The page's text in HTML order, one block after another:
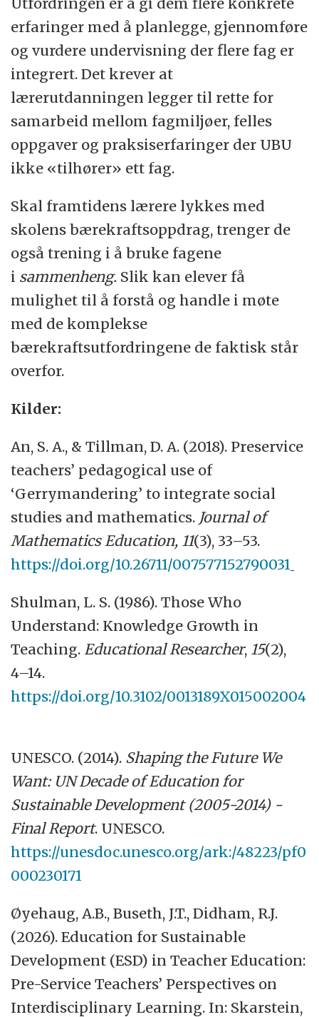
erfaringer med å planlegge, gjennomføre
og vurdere undervisning der flere fag er
integrert. Det krever at
lærerutdanningen legger til rette for
samarbeid mellom fagmiljøer, felles
oppgaver og praksiserfaringer der UBU
ikke «tilhører» ett fag.
Skal framtidens lærere lykkes med
skolens bærekraftsoppdrag, trenger de
også trening i å bruke fagene
i sammenheng. Slik kan elever få
mulighet til å forstå og handle i møte
med de komplekse
bærekraftsutfordringene de faktisk står
overfor.
Kilder:
An, S. A., & Tillman, D. A. (2018). Preservice
teachers’ pedagogical use of
‘Gerrymandering’ to integrate social
studies and mathematics. Journal of
Mathematics Education, 11(3), 33–53.
https://doi.org/10.26711/007577152790031
Shulman, L. S. (1986). Those Who
Understand: Knowledge Growth in
Teaching. Educational Researcher, 15(2),
4–14.
https://doi.org/10.3102/0013189X015002004
UNESCO. (2014). Shaping the Future We
Want: UN Decade of Education for
Sustainable Development (2005-2014) -
Final Report. UNESCO.
https://unesdoc.unesco.org/ark:/48223/pf0
000230171
Øyehaug, A.B., Buseth, J.T., Didham, R.J.
(2026). Education for Sustainable
Development (ESD) in Teacher Education:
Pre-Service Teachers’ Perspectives on
Interdisciplinary Learning. In: Skarstein,